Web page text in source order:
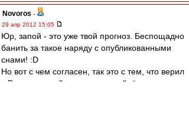
Novoros -
29 апр 2012 15:05
Юр, запой - это уже твой прогноз. Беспощадно
банить за такое наряду с опубликованными
снами! :D
Но вот с чем согласен, так это с тем, что верил
в Валеру по той же причине - уйдёт сам, не